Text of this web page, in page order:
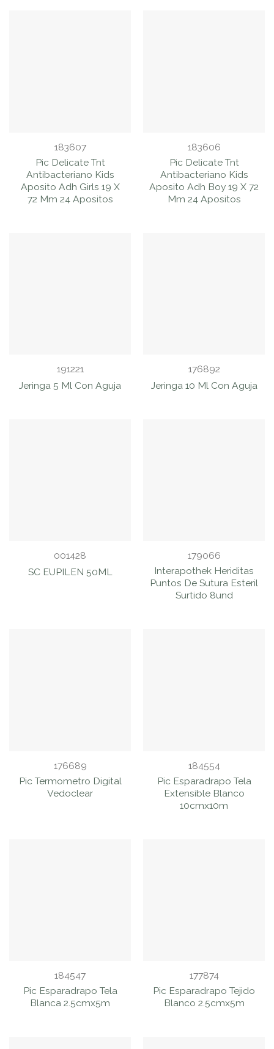
183607
Pic Delicate Tnt
Antibacteriano Kids
Aposito Adh Girls 19 X
72 Mm 24 Apositos
183606
Pic Delicate Tnt
Antibacteriano Kids
Aposito Adh Boy 19 X 72
Mm 24 Apositos
191221
Jeringa 5 Ml Con Aguja
176892
Jeringa 10 Ml Con Aguja
001428
SC EUPILEN 50ML
179066
Interapothek Heriditas
Puntos De Sutura Esteril
Surtido 8und
176689
Pic Termometro Digital
Vedoclear
184554
Pic Esparadrapo Tela
Extensible Blanco
10cmx10m
184547
Pic Esparadrapo Tela
Blanca 2.5cmx5m
177874
Pic Esparadrapo Tejido
Blanco 2.5cmx5m